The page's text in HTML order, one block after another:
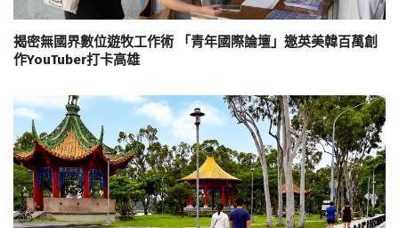
揭密無國界數位遊牧工作術 「青年國際論壇」邀英美韓百萬創
作YouTuber打卡高雄